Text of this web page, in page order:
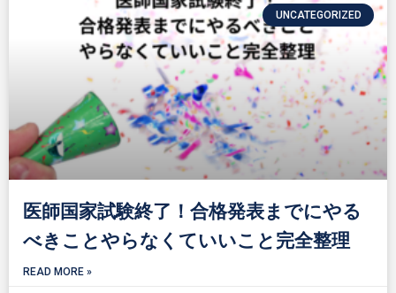
UNCATEGORIZED
医師国家試験終了！合格発表までにやる
べきことやらなくていいこと完全整理
READ MORE »